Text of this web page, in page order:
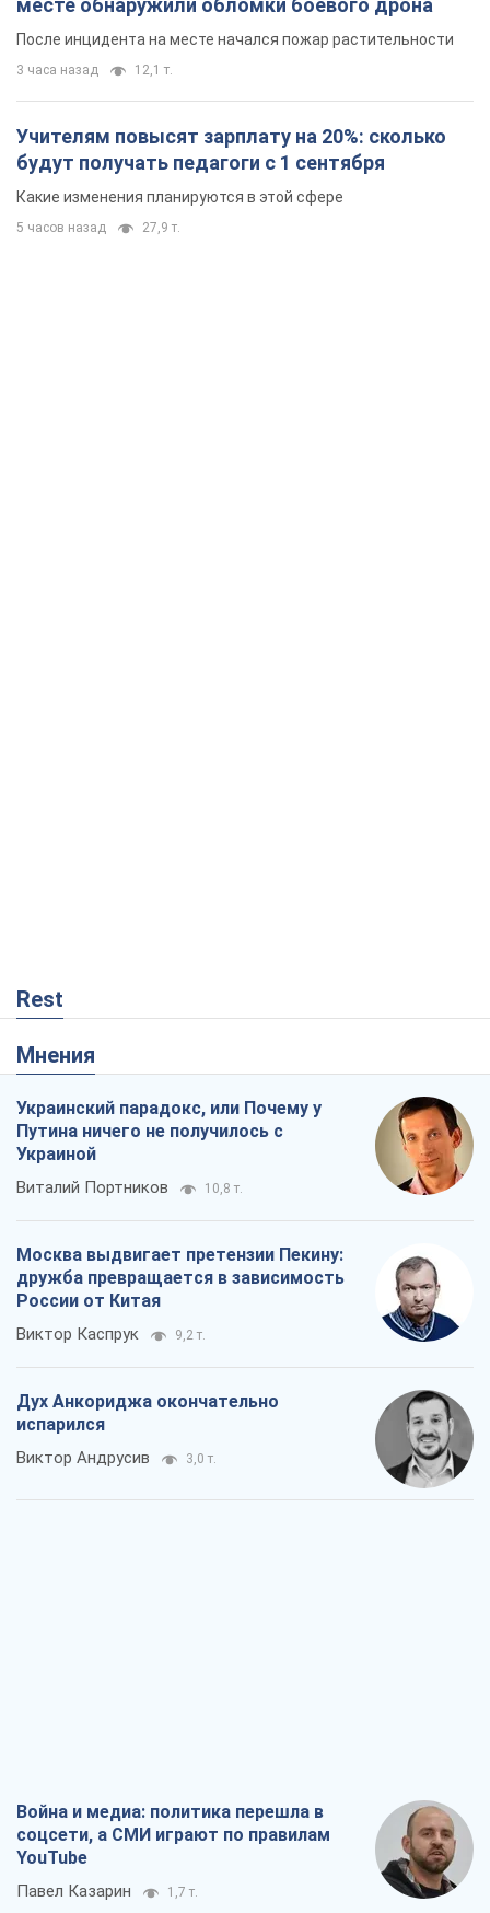
месте обнаружили обломки боевого дрона
После инцидента на месте начался пожар растительности
3 часа назад 12,1 т.
Учителям повысят зарплату на 20%: сколько
будут получать педагоги с 1 сентября
Какие изменения планируются в этой сфере
5 часов назад 27,9 т.
Rest
Мнения
Украинский парадокс, или Почему у
Путина ничего не получилось с
Украиной
Виталий Портников 10,8 т.
Москва выдвигает претензии Пекину:
дружба превращается в зависимость
России от Китая
Виктор Каспрук 9,2 т.
Дух Анкориджа окончательно
испарился
Виктор Андрусив 3,0 т.
Война и медиа: политика перешла в
соцсети, а СМИ играют по правилам
YouTube
Павел Казарин 1,7 т.